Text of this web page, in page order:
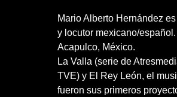
Mario Alberto Hernández
y locutor mexicano/
Acapulco, México.
La Valla (serie de
TVE) y El Rey León, el
fueron sus primeros